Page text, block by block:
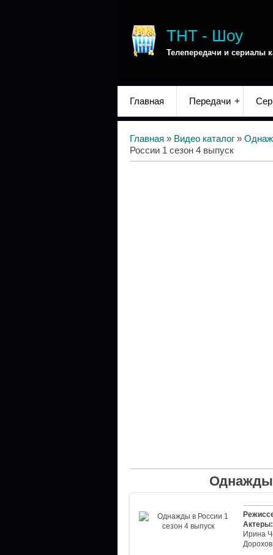
ТНТ - Шоу
Телепередачи и сериалы
Главная Передачи
Главная » Видео каталог »
России 1 сезон 4 выпуск
Однажды
Актеры:
Ирина